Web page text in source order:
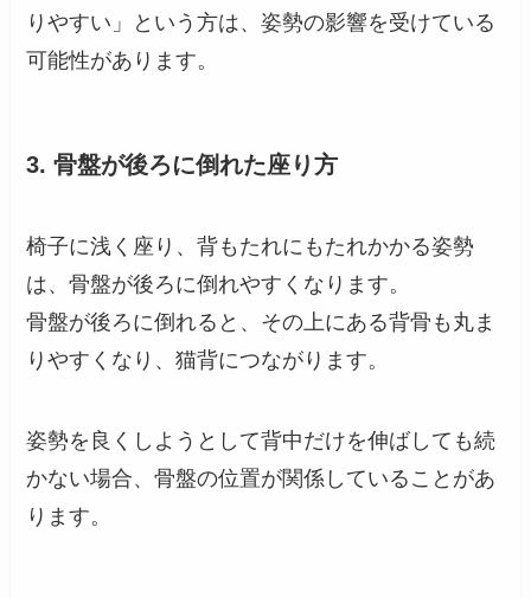
りやすい」という方は、姿勢の影響を受けている
可能性があります。
3. 骨盤が後ろに倒れた座り方
椅子に浅く座り、背もたれにもたれかかる姿勢
は、骨盤が後ろに倒れやすくなります。
骨盤が後ろに倒れると、その上にある背骨も丸ま
りやすくなり、猫背につながります。
姿勢を良くしようとして背中だけを伸ばしても続
かない場合、骨盤の位置が関係していることがあ
ります。